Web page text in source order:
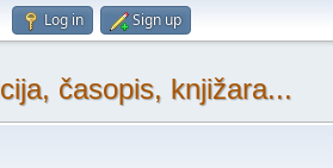
Log in Sign up
časopis, knjižara...